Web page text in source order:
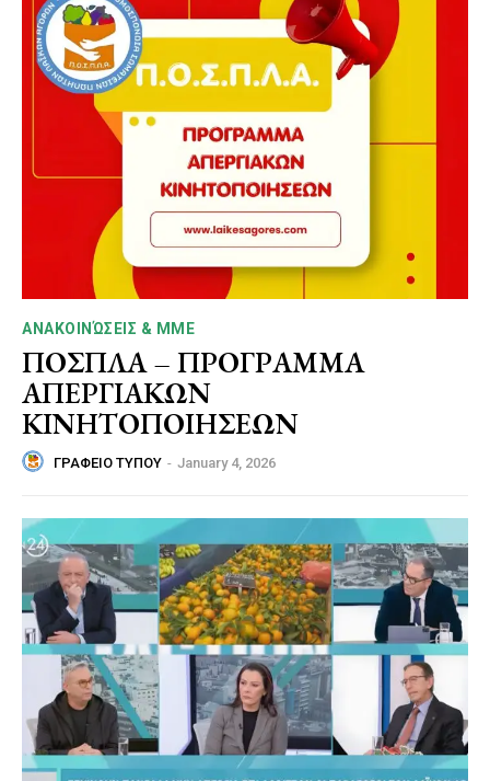
ΑΝΑΚΟΙΝΏΣΕΙΣ & MME
ΠΟΣΠΛΑ – ΠΡΟΓΡΑΜΜΑ
ΑΠΕΡΓΙΑΚΩΝ
ΚΙΝΗΤΟΠΟΙΗΣΕΩΝ
ΓΡΑΦΕΙΟ ΤΥΠΟΥ - January 4, 2026